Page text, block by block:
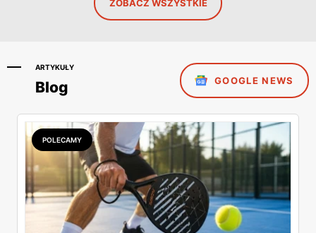
ZOBACZ WSZYSTKIE
ARTYKUŁY
Blog GOOGLE NEWS
POLECAMY